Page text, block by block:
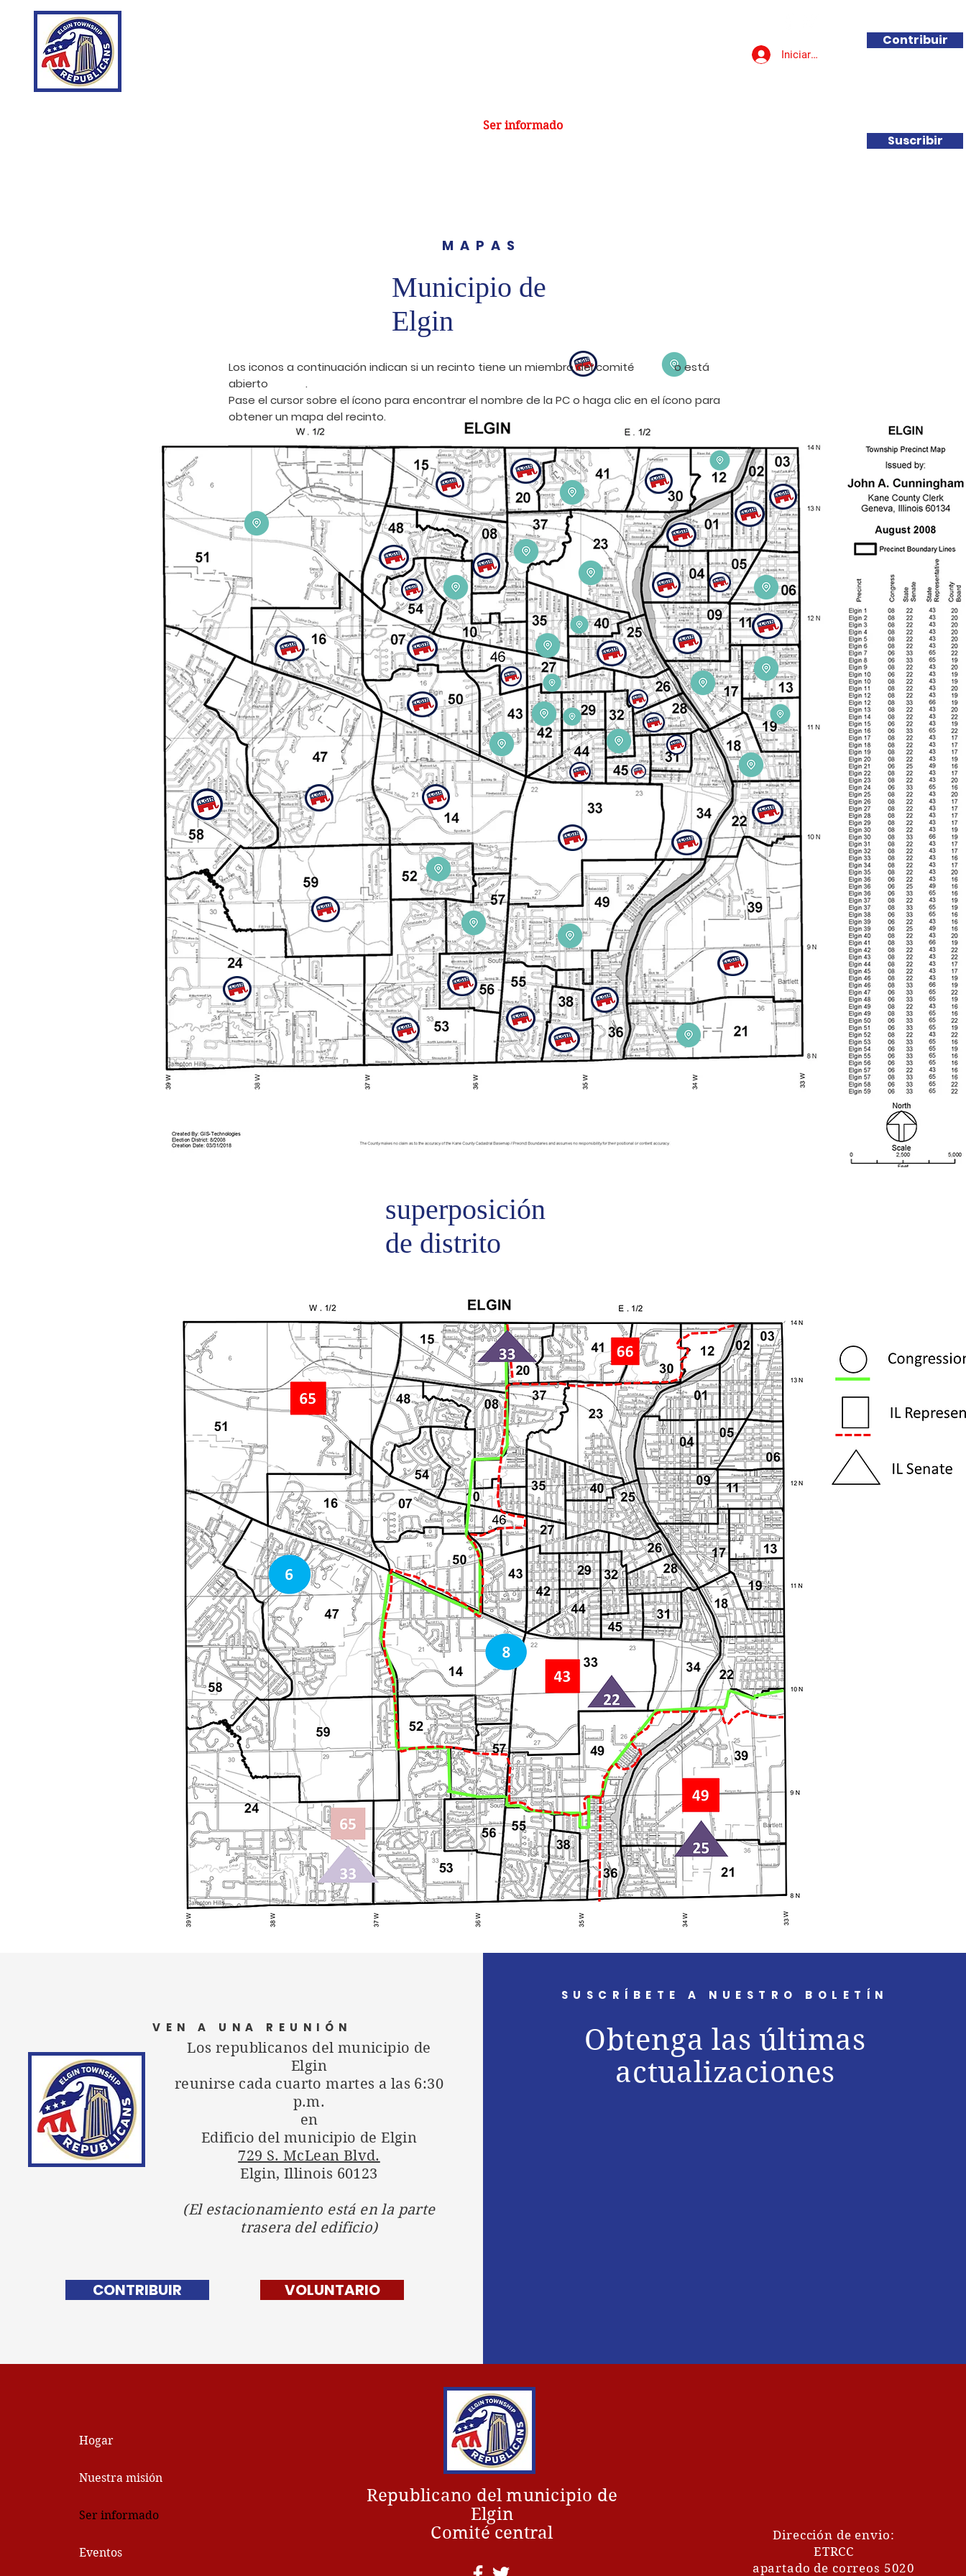
Iniciar sesión
Contribuir
Ser informado
Suscribir
MAPAS
Municipio de
Elgin
Los iconos a continuación indican si un recinto tiene un miembro del comité o está
abierto .
Pase el cursor sobre el ícono para encontrar el nombre de la PC o haga clic en el ícono para
obtener un mapa del recinto.
superposición
de distrito
VEN A UNA REUNIÓN
Los republicanos del municipio de
Elgin
reunirse cada cuarto martes a las 6:30
p.m.
en
Edificio del municipio de Elgin
729 S. McLean Blvd.
Elgin, Illinois 60123
(El estacionamiento está en la parte
trasera del edificio)
CONTRIBUIR VOLUNTARIO
SUSCRÍBETE A NUESTRO BOLETÍN
Obtenga las últimas
actualizaciones
Hogar
Nuestra misión
Ser informado
Eventos
Republicano del municipio de
Elgin
Comité central
Dirección de envio:
ETRCC
apartado de correos 5020